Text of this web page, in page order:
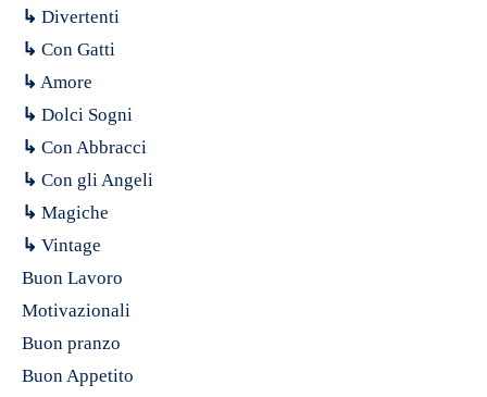
↳ Divertenti
↳ Con Gatti
↳ Amore
↳ Dolci Sogni
↳ Con Abbracci
↳ Con gli Angeli
↳ Magiche
↳ Vintage
Buon Lavoro
Motivazionali
Buon pranzo
Buon Appetito